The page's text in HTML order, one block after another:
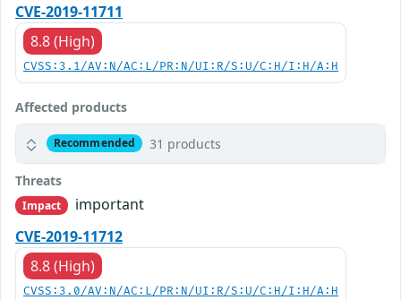
CVE-2019-11711
8.8 (High)
CVSS:3.1/AV:N/AC:L/PR:N/UI:R/S:U/C:H/I:H/A:H
Affected products
Recommended 31 products
Threats
Impact
important
CVE-2019-11712
8.8 (High)
CVSS:3.0/AV:N/AC:L/PR:N/UI:R/S:U/C:H/I:H/A:H